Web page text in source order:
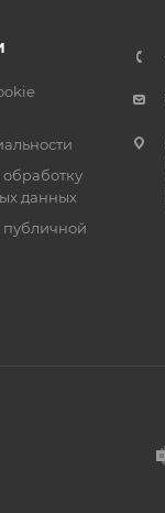
и
его
обработку
данных
публичной